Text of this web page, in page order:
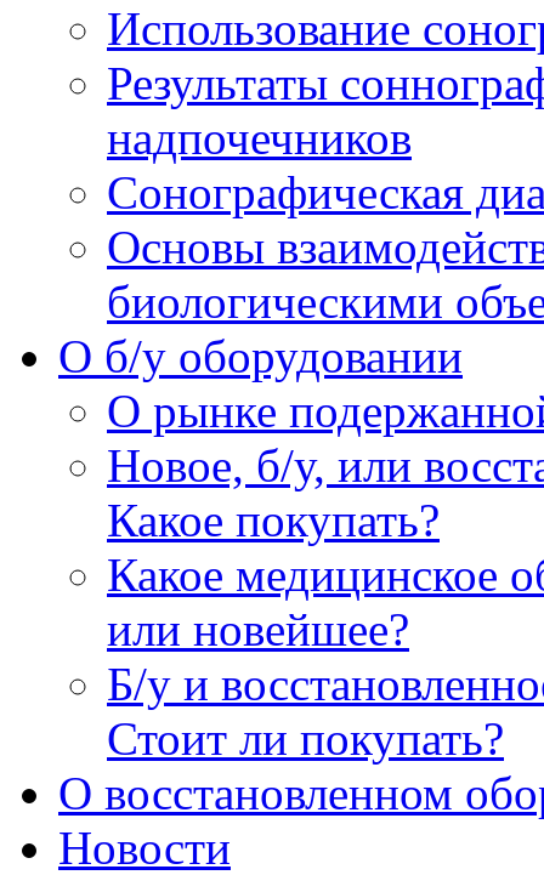
Использование
Результаты
надпочечников
Сонографическая
Основы
биологическими
O б/у оборудовании
О рынке
Новое, б/у, или
Какое покупать?
Какое медицинское
или новейшее?
Б/у и
Стоит ли покупать?
О восстановленном
Новости